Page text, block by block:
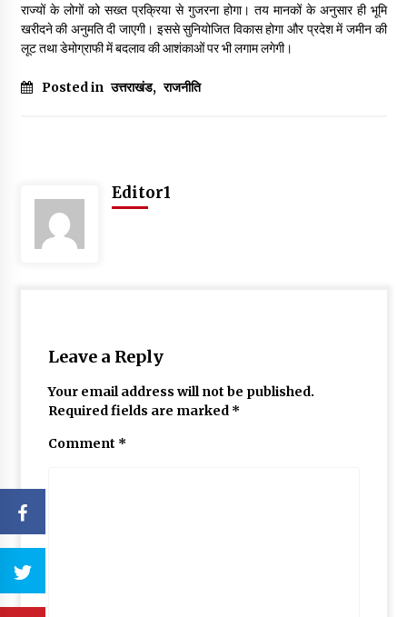
राज्यों के लोगों को सख्त प्रक्रिया से गुजरना होगा। तय मानकों के अनुसार ही भूमि
खरीदने की अनुमति दी जाएगी। इससे सुनियोजित विकास होगा और प्रदेश में जमीन की
लूट तथा डेमोग्राफी में बदलाव की आशंकाओं पर भी लगाम लगेगी।
Posted in उत्तराखंड, राजनीति
Editor1
Leave a Reply
Your email address will not be published.
Required fields are marked *
Comment *